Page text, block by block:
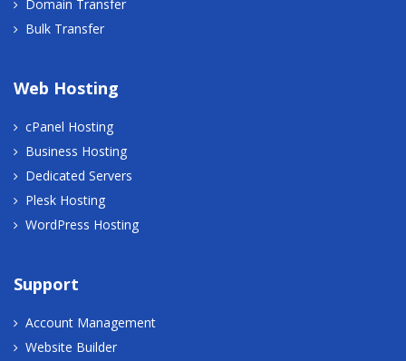
Domain Transfer
Bulk Transfer
Web Hosting
cPanel Hosting
Business Hosting
Dedicated Servers
Plesk Hosting
WordPress Hosting
Support
Account Management
Website Builder